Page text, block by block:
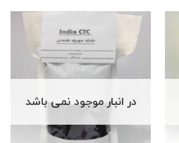
در انبار موجود نمی باشد